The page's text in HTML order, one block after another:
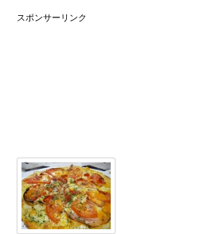
スポンサーリンク